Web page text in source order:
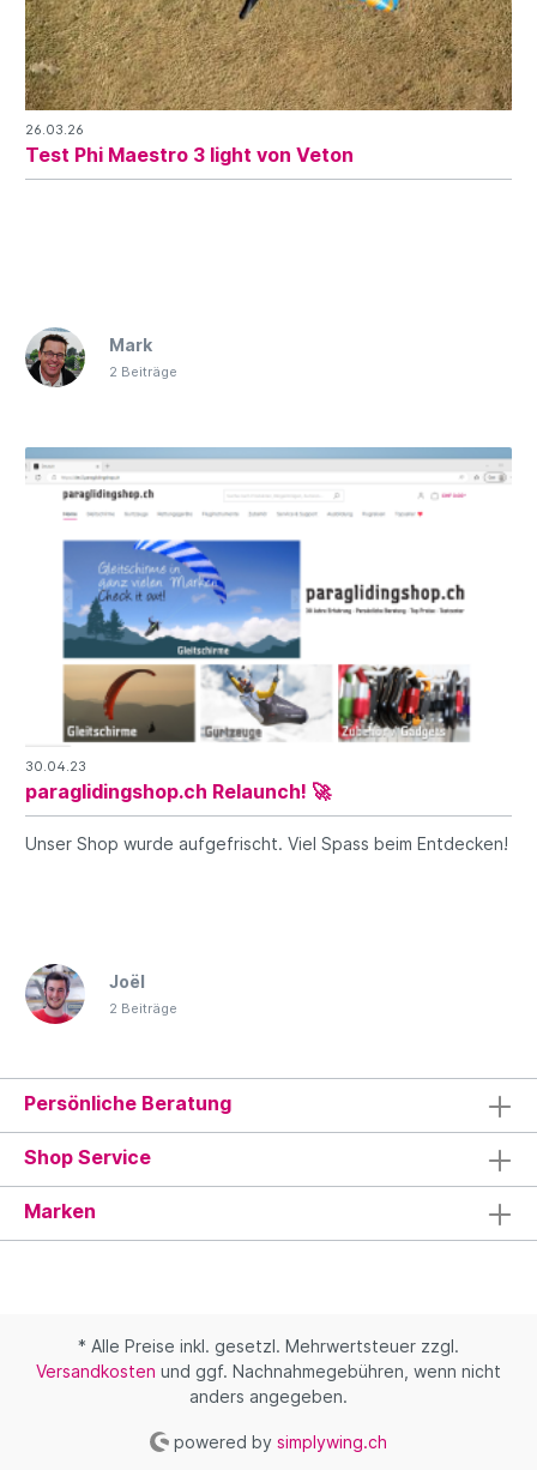
26.03.26
Test Phi Maestro 3 light von Veton
Mark
2 Beiträge
30.04.23
paraglidingshop.ch Relaunch! 🚀
Unser Shop wurde aufgefrischt. Viel Spass beim Entdecken!
Joël
2 Beiträge
Persönliche Beratung
Shop Service
Marken
* Alle Preise inkl. gesetzl. Mehrwertsteuer zzgl.
Versandkosten und ggf. Nachnahmegebühren, wenn nicht
anders angegeben.
powered bysimplywing.ch